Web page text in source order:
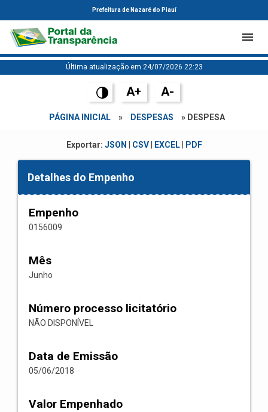
Prefeitura de Nazaré do Piauí
Última atualização em 24/07/2026 22:23
A+ A-
PÁGINA INICIAL » DESPESAS » DESPESA
Exportar: JSON CSV| EXCEL| PDF
Detalhes do Empenho
Empenho
0156009
Mês
Junho
Número processo licitatório
NÃO DISPONÍVEL
Data de Emissão
05/06/2018
Valor Empenhado